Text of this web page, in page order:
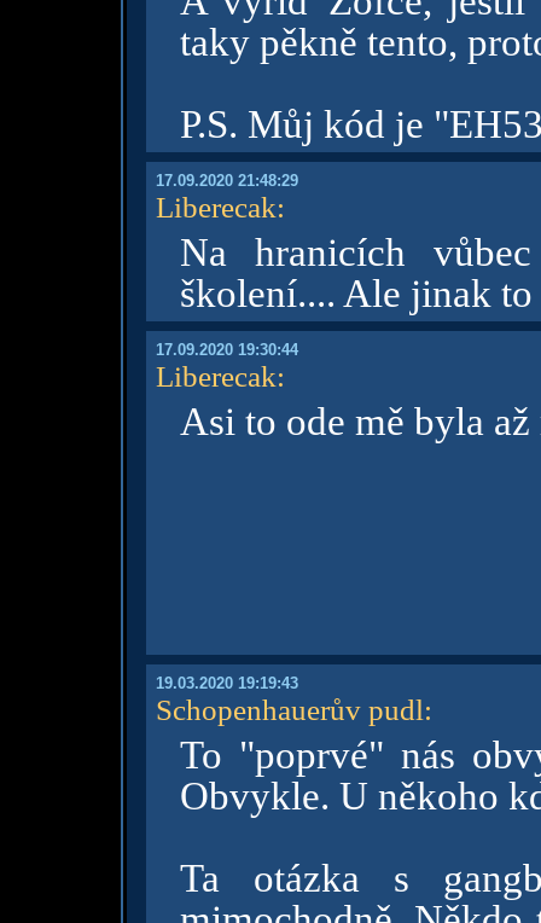
taky pěkně tento,
P.S. Můj kód je
17.09.2020 21:48:29
Liberecak:
Na hranicích
školení.... Ale jinak
17.09.2020 19:30:44
Liberecak:
Asi to ode mě byla
19.03.2020 19:19:43
Schopenhauerův pudl:
To "poprvé" nás
Obvykle. U někoho
Ta otázka s